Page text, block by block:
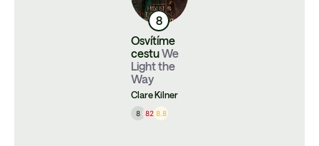
8
Osvítíme
cestuWe
Light the
Way
Clare Kilner
8 82 8.8